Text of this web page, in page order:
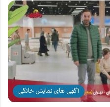
آگهی های نمایش خانگی